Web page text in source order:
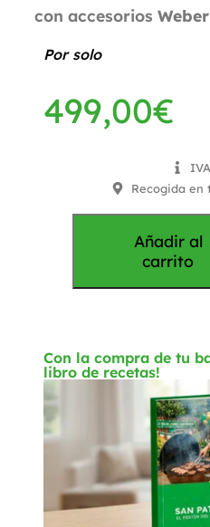
con accesorios
Por solo
499,00€
Recogida en
Añadir al
carrito
Con la compra de tu
libro de recetas!